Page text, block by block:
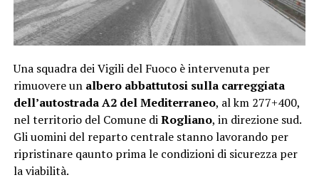
Una squadra dei Vigili del Fuoco è intervenuta per
rimuovere un albero abbattutosi sulla carreggiata
dell’autostrada A2 del Mediterraneo, al km 277+400,
nel territorio del Comune diRogliano, in direzione sud.
Gli uomini del reparto centrale stanno lavorando per
ripristinare qaunto prima le condizioni di sicurezza per
la viabilità.